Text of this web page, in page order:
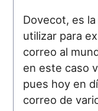
Dovecot, es
utilizar para
correo al
en este caso
pues hoy en
correo de